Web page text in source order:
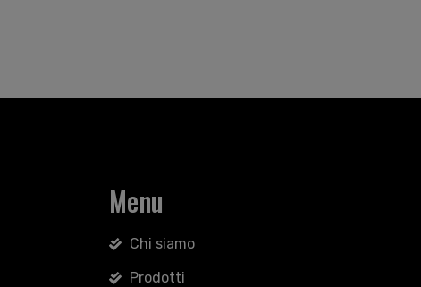
Menu
Chi siamo
Prodotti